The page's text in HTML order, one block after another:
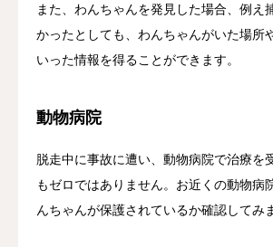
また、わんちゃんを発見した場合、例え
かったとしても、わんちゃんがいた場所
いった情報を得ることができます。
動物病院
脱走中に事故に遭い、動物病院で治療を
もゼロではありません。お近くの動物病
んちゃんが保護されているか確認してみ